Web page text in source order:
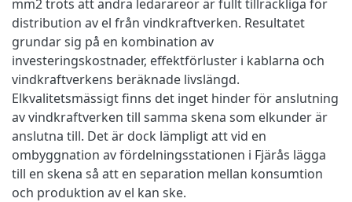
mm2 trots att andra ledarareor är fullt tillräckliga för
distribution av el från vindkraftverken. Resultatet
grundar sig på en kombination av
investeringskostnader, effektförluster i kablarna och
vindkraftverkens beräknade livslängd.
Elkvalitetsmässigt finns det inget hinder för anslutning
av vindkraftverken till samma skena som elkunder är
anslutna till. Det är dock lämpligt att vid en
ombyggnation av fördelningsstationen i Fjärås lägga
till en skena så att en separation mellan konsumtion
och produktion av el kan ske.